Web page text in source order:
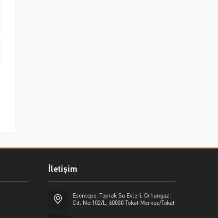
İletişim
Esentepe, Toprak Su Evleri, Orhangazi
Cd. No:102/L, 60030 Tokat Merkez/Tokat